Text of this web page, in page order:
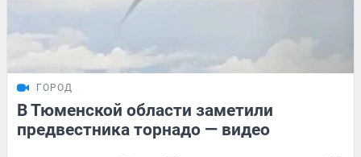
ГОРОД
В Тюменской области заметили
предвестника торнадо — видео